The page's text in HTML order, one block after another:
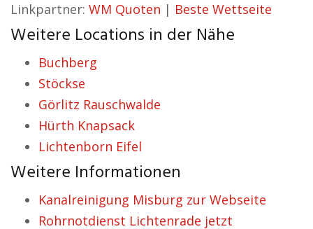
Linkpartner: WM Quoten | Beste Wettseite
Weitere Locations in der Nähe
Buchberg
Stöckse
Görlitz Rauschwalde
Hürth Knapsack
Lichtenborn Eifel
Weitere Informationen
Kanalreinigung Misburg zur Webseite
Rohrnotdienst Lichtenrade jetzt